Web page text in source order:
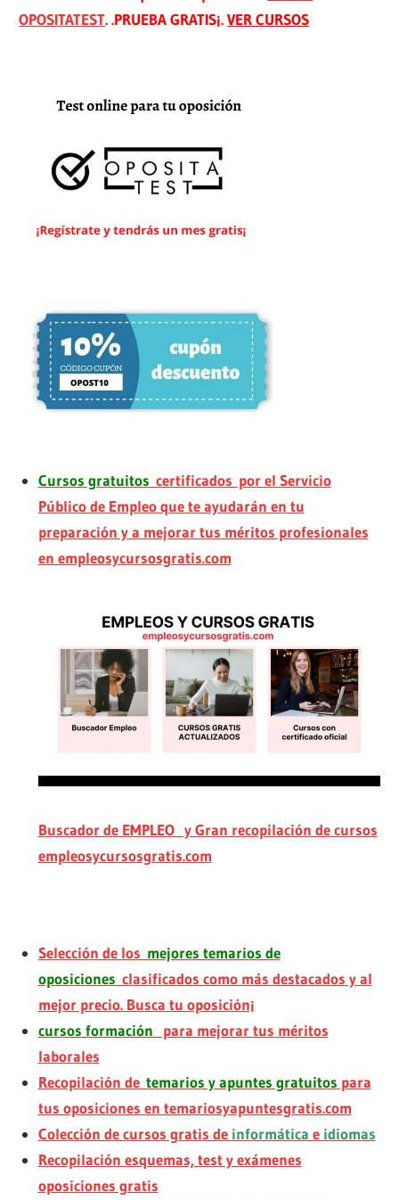
OPOSITATEST. .PRUEBA GRATIS¡.VER CURSOS
Cursos gratuitos certificados por el Servicio
Público de Empleo que te ayudarán en tu
preparación y a mejorar tus méritos profesionales
en empleosycursosgratis.com
Buscador de EMPLEO y Gran recopilación de cursos
empleosycursosgratis.com
Selección de los mejores temarios de
oposiciones clasificados como más destacados y al
mejor precio. Busca tu oposición¡
cursos formación para mejorar tus méritos
laborales
Recopilación de temarios y apuntes gratuitos para
tus oposiciones en temariosyapuntesgratis.com
Colección de cursos gratis de informática e idiomas
Recopilación esquemas, test y exámenes
oposiciones gratis